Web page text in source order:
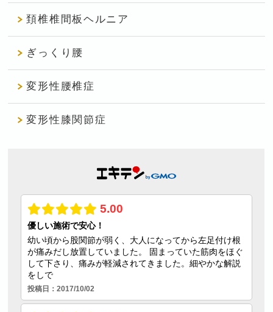
頚椎椎間板ヘルニア
ぎっくり腰
変形性腰椎症
変形性膝関節症